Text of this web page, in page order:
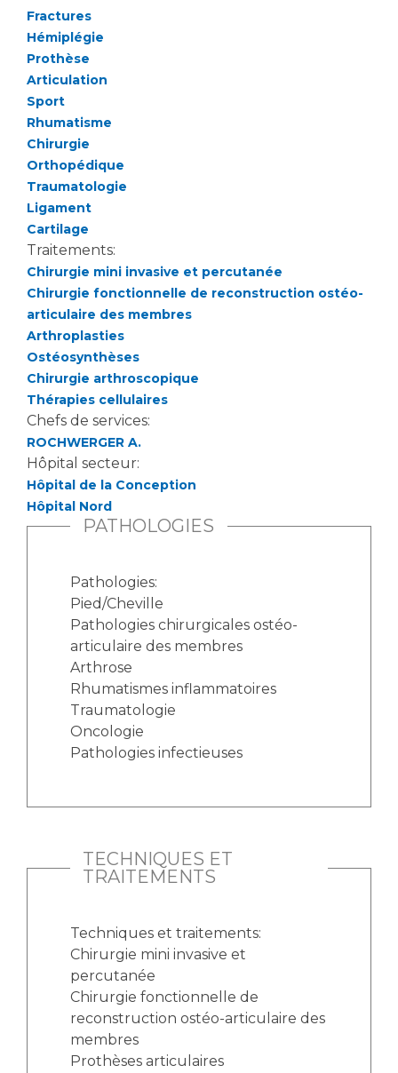
Qualité
Nos indicateurs qualité et de sécurité des soins
Protection des données
Sécurité
Les recherches en santé à l’AP-HM
Lieu de santé sans tabac
Documents utiles
Fractures
Hémiplégie
Prothèse
Articulation
Sport
Rhumatisme
Chirurgie
Orthopédique
Traumatologie
Ligament
Cartilage
Traitements:
Chirurgie mini invasive et percutanée
Chirurgie fonctionnelle de reconstruction ostéo-
articulaire des membres
Arthroplasties
Ostéosynthèses
Chirurgie arthroscopique
Thérapies cellulaires
Chefs de services:
ROCHWERGER A.
Hôpital secteur:
Hôpital de la Conception
Hôpital Nord
PATHOLOGIES
Pathologies:
Pied/Cheville
Pathologies chirurgicales ostéo-
articulaire des membres
Arthrose
Rhumatismes inflammatoires
Traumatologie
Oncologie
Pathologies infectieuses
TECHNIQUES ET
TRAITEMENTS
Techniques et traitements:
Chirurgie mini invasive et
percutanée
Chirurgie fonctionnelle de
reconstruction ostéo-articulaire des
membres
Prothèses articulaires